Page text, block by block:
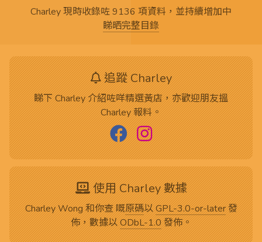
Charley 現時收錄咗 9136 項資料，並持續增加中
睇晒完整目錄
追蹤 Charley
睇下 Charley 介紹咗咩精選黃店，亦歡迎朋友搵
Charley 報料。
使用 Charley 數據
Charley Wong 和你查 嘅原碼以GPL-3.0-or-later發
佈，數據以ODbL-1.0發佈。